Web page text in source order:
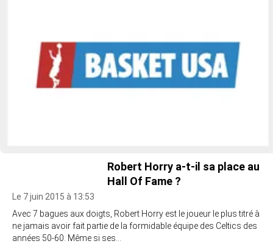
Robert Horry a-t-il sa place au
Hall Of Fame ?
Le 7 juin 2015 à 13:53
Avec 7 bagues aux doigts, Robert Horry est le joueur le plus titré à
ne jamais avoir fait partie de la formidable équipe des Celtics des
années 50-60. Même si ses…